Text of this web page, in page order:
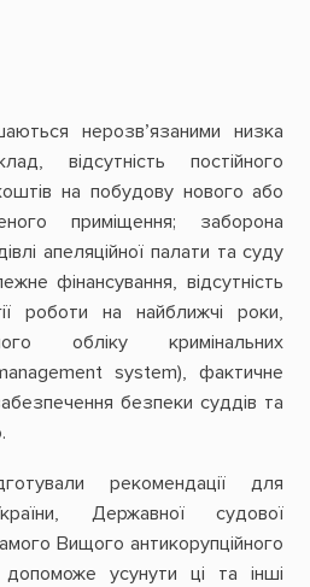
нерозв’язаними низка
відсутність постійного
на побудову нового або
приміщення; заборона
апеляційної палати та суду
фінансування, відсутність
роботи на найближчі роки,
обліку кримінальних
system), фактичне
безпеки суддів та
рекомендації для
Державної судової
Вищого антикорупційного
усунути ці та інші